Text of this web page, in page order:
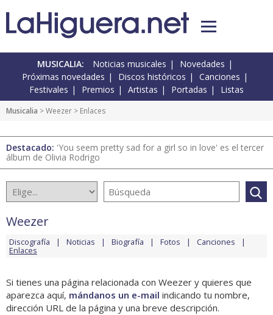
MUSICALIA: Noticias musicales
Novedades
Próximas novedades
Discos históricos
Canciones
Festivales
Premios Artistas Portadas Listas
Musicalia >Weezer > Enlaces
Destacado: 'You seem pretty sad for a girl so in love' es el tercer
álbum de Olivia Rodrigo
Weezer
Discografía Noticias Biografía Fotos Canciones
Enlaces
Si tienes una página relacionada con Weezer y quieres que
aparezca aquí, mándanos un e-mail indicando tu nombre,
dirección URL de la página y una breve descripción.